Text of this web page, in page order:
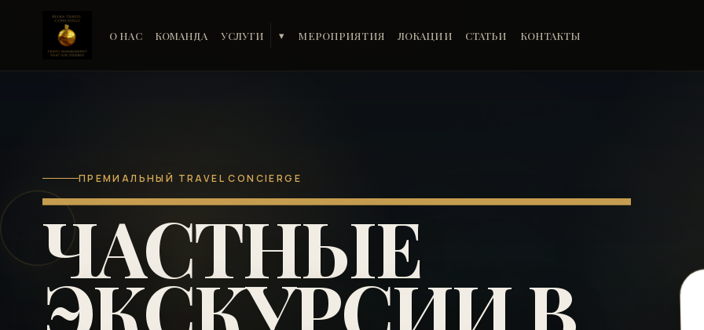
О НАС КОМАНДА УСЛУГИ ▾ МЕРОПРИЯТИЯ ЛОКАЦИИ СТАТЬИ КОНТАКТЫ
ПРЕМИАЛЬНЫЙ TRAVEL CONCIERGE
ЧАСТНЫЕ